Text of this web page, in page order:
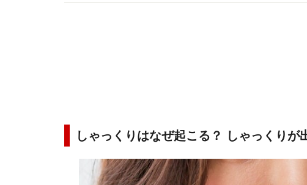
しゃっくりはなぜ起こる？ しゃっくりが